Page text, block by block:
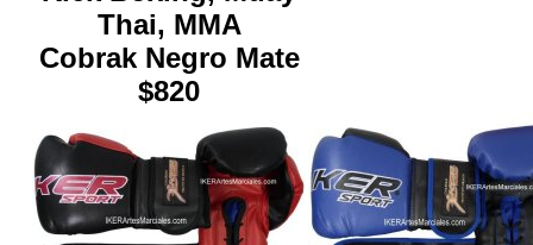
Thai, MMA
Cobrak Negro Mate
$820